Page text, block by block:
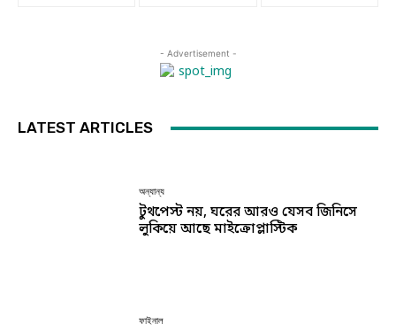
- Advertisement -
LATEST ARTICLES
অন্যান্য
টুথপেস্ট নয়, ঘরের আরও যেসব জিনিসে
লুকিয়ে আছে মাইক্রোপ্লাস্টিক
ফাইনাল